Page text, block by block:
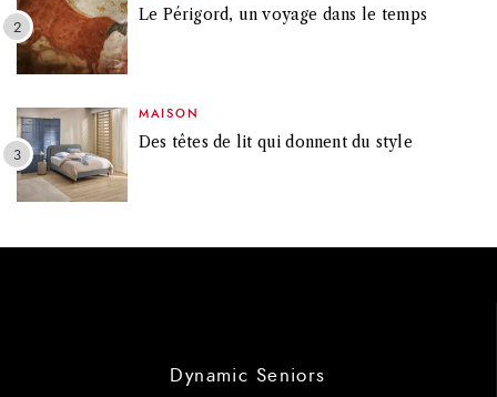
Le Périgord, un voyage dans le temps
MAISON
Des têtes de lit qui donnent du style
Dynamic Seniors